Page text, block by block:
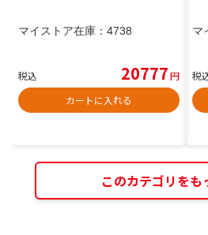
マイストア在庫： 4738
税込 20777円
カートに入れる
マ
税
このカテゴリをも